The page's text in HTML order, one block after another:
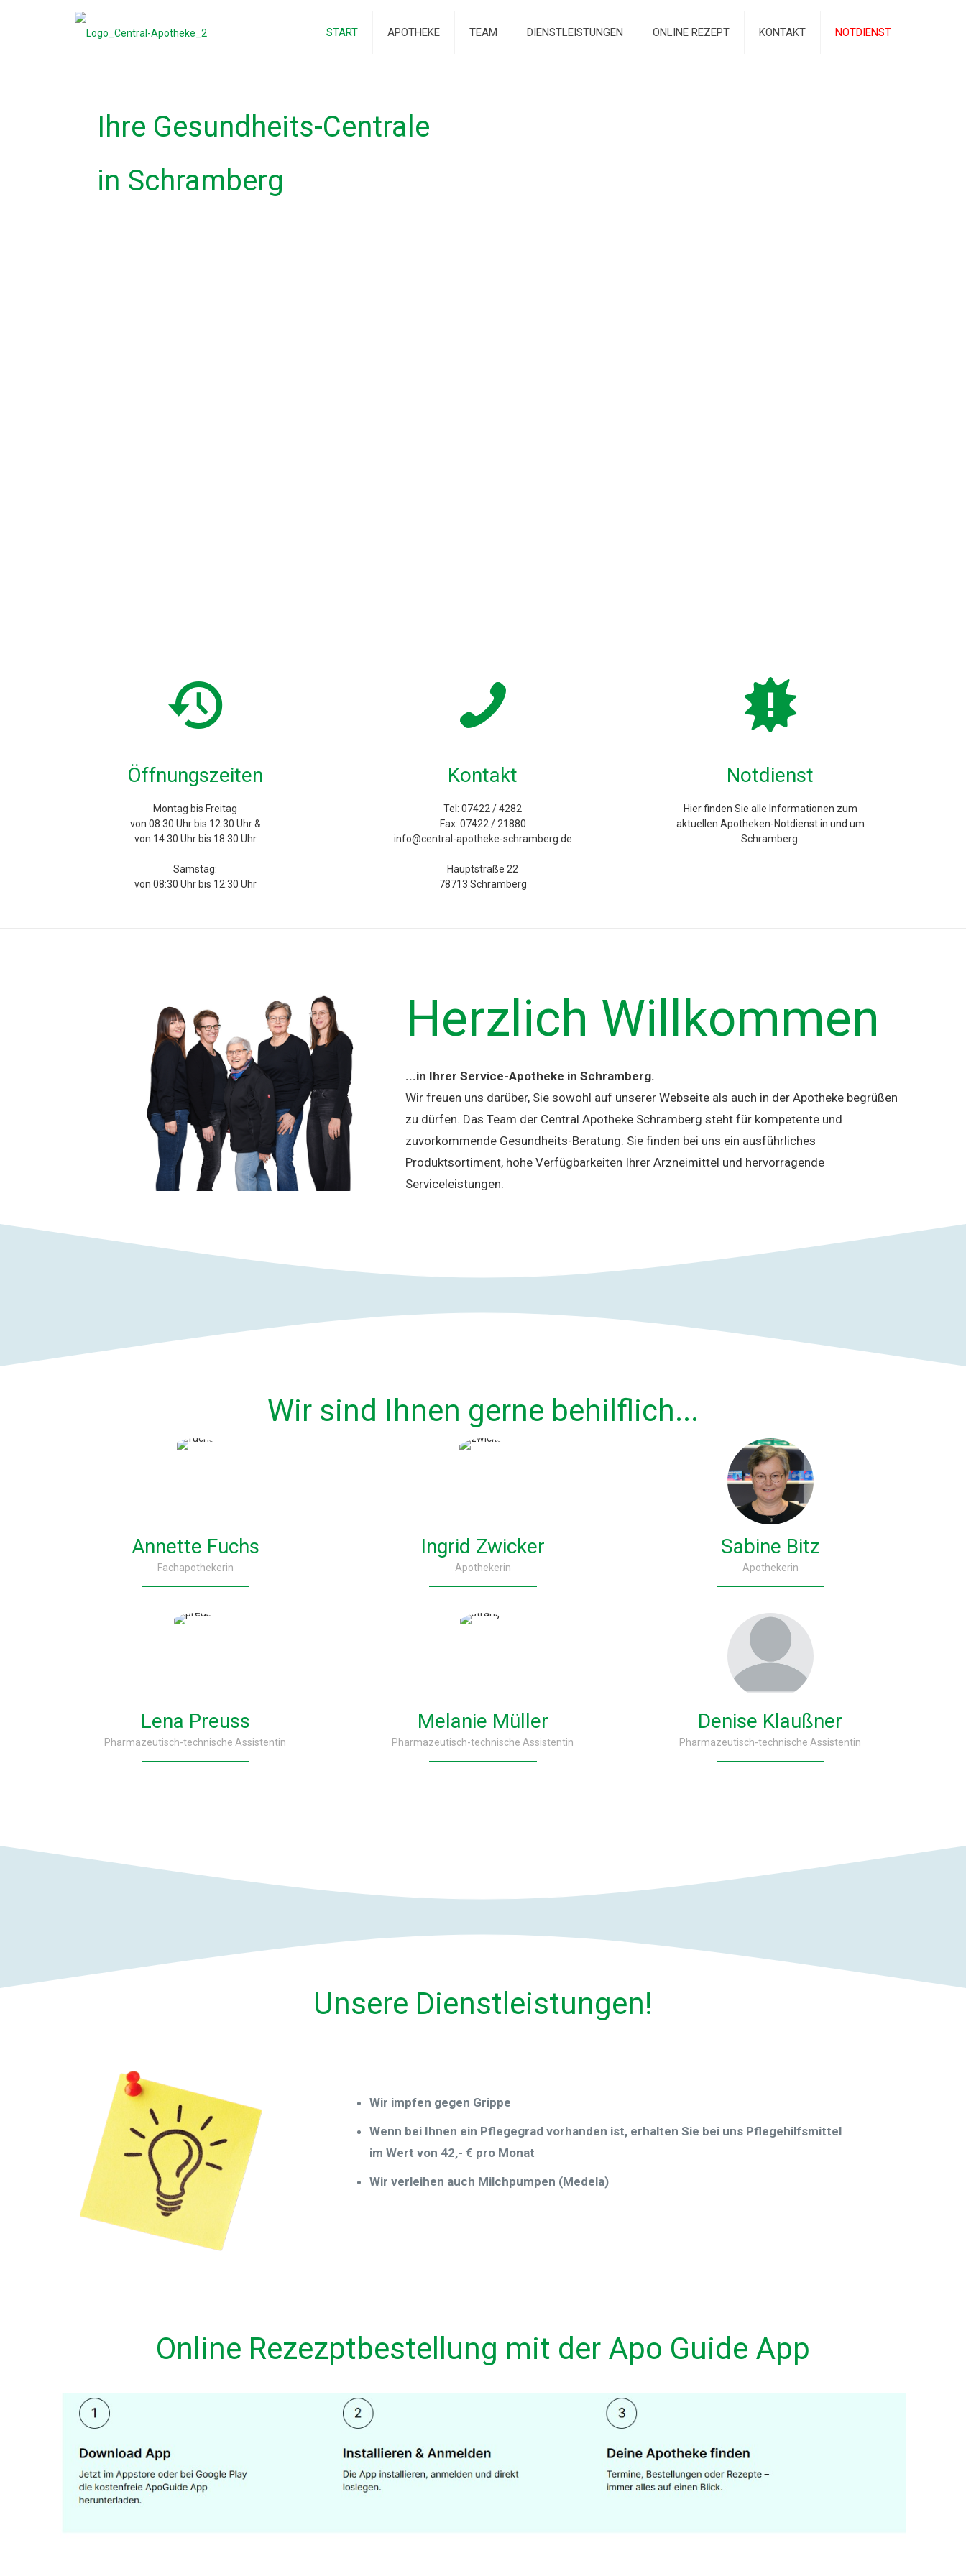
START APOTHEKE TEAM DIENSTLEISTUNGEN ONLINE REZEPT KONTAKT NOTDIENST
Ihre Gesundheits-Centrale
in Schramberg
Öffnungszeiten
Montag bis Freitag
von 08:30 Uhr bis 12:30 Uhr &
von 14:30 Uhr bis 18:30 Uhr
Samstag:
von 08:30 Uhr bis 12:30 Uhr
Kontakt
Tel: 07422 / 4282
Fax: 07422 / 21880
info@central-apotheke-schramberg.de
Hauptstraße 22
78713 Schramberg
Notdienst
Hier finden Sie alle Informationen zum
aktuellen Apotheken-Notdienst in und um
Schramberg.
Herzlich Willkommen
...in Ihrer Service-Apotheke in Schramberg.
Wir freuen uns darüber, Sie sowohl auf unserer Webseite als auch in der Apotheke begrüßen
zu dürfen. Das Team der Central Apotheke Schramberg steht für kompetente und
zuvorkommende Gesundheits-Beratung. Sie finden bei uns ein ausführliches
Produktsortiment, hohe Verfügbarkeiten Ihrer Arzneimittel und hervorragende
Serviceleistungen.
Wir sind Ihnen gerne behilflich...
Annette Fuchs
Fachapothekerin
Ingrid Zwicker
Apothekerin
Sabine Bitz
Apothekerin
Lena Preuss
Pharmazeutisch-technische Assistentin
Melanie Müller
Pharmazeutisch-technische Assistentin
Denise Klaußner
Pharmazeutisch-technische Assistentin
Unsere Dienstleistungen!
Wir impfen gegen Grippe
Wenn bei Ihnen ein Pflegegrad vorhanden ist, erhalten Sie bei uns Pflegehilfsmittel
im Wert von 42,- € pro Monat
Wir verleihen auch Milchpumpen (Medela)
Online Rezezptbestellung mit der Apo Guide App